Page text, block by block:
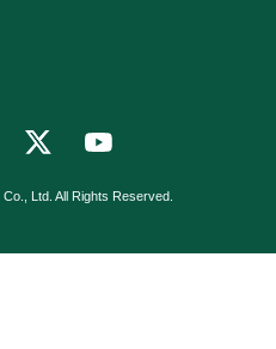
Ltd. All Rights Reserved.